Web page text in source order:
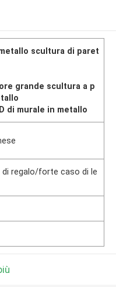
scultura di paret
grande scultura a p
di murale in metallo
regalo/forte caso di le